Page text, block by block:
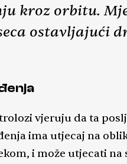
kroz orbitu.
ostavljajući
vjeruju da ta
ima utjecaj na
i može utjecati